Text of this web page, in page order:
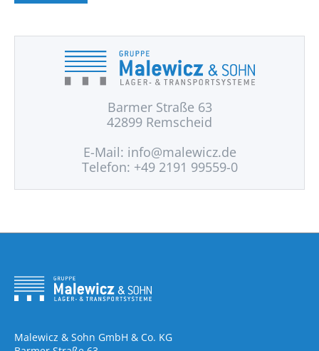
Barmer Straße 63
42899 Remscheid
E-Mail: info@malewicz.de
Telefon: +49 2191 99559-0
Malewicz & Sohn GmbH & Co. KG